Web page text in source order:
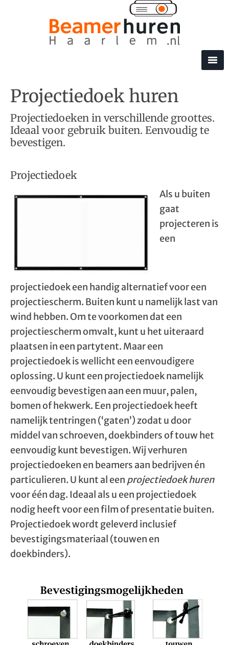
Projectiedoek huren
Projectiedoeken in verschillende groottes.
Ideaal voor gebruik buiten. Eenvoudig te
bevestigen.
Projectiedoek
Als u buiten
gaat
projecteren is
een
projectiedoek een handig alternatief voor een
projectiescherm. Buiten kunt u namelijk last van
wind hebben. Om te voorkomen dat een
projectiescherm omvalt, kunt u het uiteraard
plaatsen in een partytent. Maar een
projectiedoek is wellicht een eenvoudigere
oplossing. U kunt een projectiedoek namelijk
eenvoudig bevestigen aan een muur, palen,
bomen of hekwerk. Een projectiedoek heeft
namelijk tentringen (‘gaten’) zodat u door
middel van schroeven, doekbinders of touw het
eenvoudig kunt bevestigen. Wij verhuren
projectiedoeken en beamers aan bedrijven én
particulieren. U kunt al een projectiedoek huren
voor één dag. Ideaal als u een projectiedoek
nodig heeft voor een film of presentatie buiten.
Projectiedoek wordt geleverd inclusief
bevestigingsmateriaal (touwen en
doekbinders).